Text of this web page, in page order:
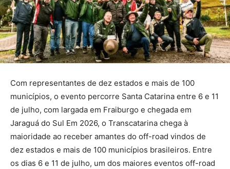
Com representantes de dez estados e mais de 100
municípios, o evento percorre Santa Catarina entre 6 e 11
de julho, com largada em Fraiburgo e chegada em
Jaraguá do Sul Em 2026, o Transcatarina chega à
maioridade ao receber amantes do off-road vindos de
dez estados e mais de 100 municípios brasileiros. Entre
os dias 6 e 11 de julho, um dos maiores eventos off-road